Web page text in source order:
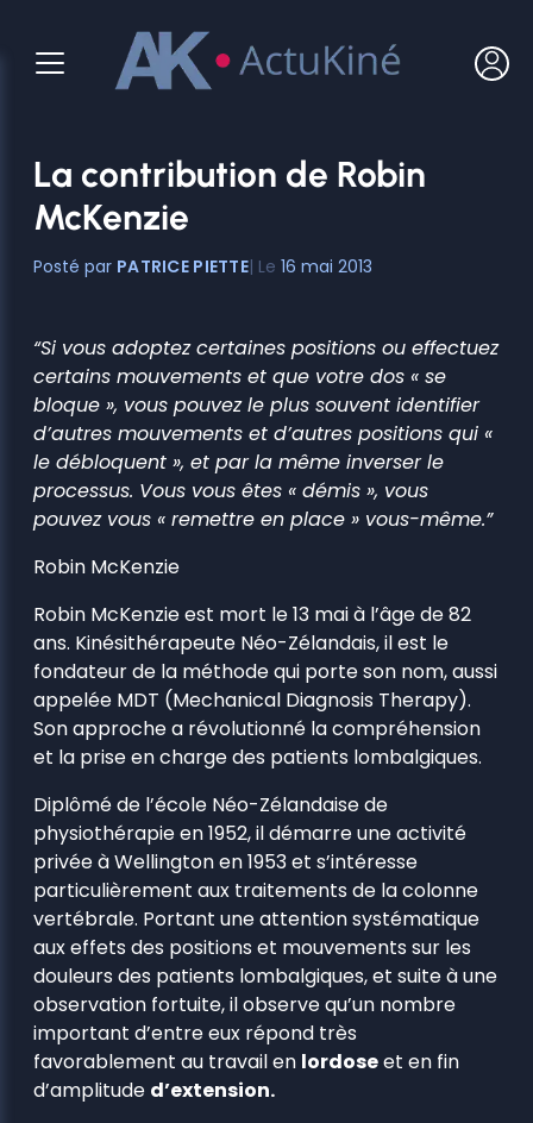
contenu
La contribution de Robin
McKenzie
PATRICE PIETTE 16 mai 2013
“Si vous adoptez certaines positions ou effectuez
certains mouvements et que votre dos « se
bloque », vous pouvez le plus souvent identifier
d’autres mouvements et d’autres positions qui «
le débloquent », et par la même inverser le
processus. Vous vous êtes « démis », vous
pouvez vous « remettre en place » vous-même.”
Robin McKenzie
Robin McKenzie est mort le 13 mai à l’âge de 82
ans. Kinésithérapeute Néo-Zélandais, il est le
fondateur de la méthode qui porte son nom, aussi
appelée MDT (Mechanical Diagnosis Therapy).
Son approche a révolutionné la compréhension
et la prise en charge des patients lombalgiques.
Diplômé de l’école Néo-Zélandaise de
physiothérapie en 1952, il démarre une activité
privée à Wellington en 1953 et s’intéresse
particulièrement aux traitements de la colonne
vertébrale. Portant une attention systématique
aux effets des positions et mouvements sur les
douleurs des patients lombalgiques, et suite à une
observation fortuite, il observe qu’un nombre
important d’entre eux répond très
favorablement au travail en lordoseet en fin
d’amplitude d’extension.